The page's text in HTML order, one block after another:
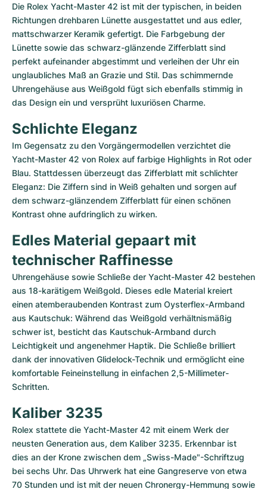
Die Rolex Yacht-Master 42 ist mit der typischen, in beiden
Richtungen drehbaren Lünette ausgestattet und aus edler,
mattschwarzer Keramik gefertigt. Die Farbgebung der
Lünette sowie das schwarz-glänzende Zifferblatt sind
perfekt aufeinander abgestimmt und verleihen der Uhr ein
unglaubliches Maß an Grazie und Stil. Das schimmernde
Uhrengehäuse aus Weißgold fügt sich ebenfalls stimmig in
das Design ein und versprüht luxuriösen Charme.
Schlichte Eleganz
Im Gegensatz zu den Vorgängermodellen verzichtet die
Yacht-Master 42 von Rolex auf farbige Highlights in Rot oder
Blau. Stattdessen überzeugt das Zifferblatt mit schlichter
Eleganz: Die Ziffern sind in Weiß gehalten und sorgen auf
dem schwarz-glänzendem Zifferblatt für einen schönen
Kontrast ohne aufdringlich zu wirken.
Edles Material gepaart mit
technischer Raffinesse
Uhrengehäuse sowie Schließe der Yacht-Master 42 bestehen
aus 18-karätigem Weißgold. Dieses edle Material kreiert
einen atemberaubenden Kontrast zum Oysterflex-Armband
aus Kautschuk: Während das Weißgold verhältnismäßig
schwer ist, besticht das Kautschuk-Armband durch
Leichtigkeit und angenehmer Haptik. Die Schließe brilliert
dank der innovativen Glidelock-Technik und ermöglicht eine
komfortable Feineinstellung in einfachen 2,5-Millimeter-
Schritten.
Kaliber 3235
Rolex stattete die Yacht-Master 42 mit einem Werk der
neusten Generation aus, dem Kaliber 3235. Erkennbar ist
dies an der Krone zwischen dem „Swiss-Made"-Schriftzug
bei sechs Uhr. Das Uhrwerk hat eine Gangreserve von etwa
70 Stunden und ist mit der neuen Chronergy-Hemmung sowie